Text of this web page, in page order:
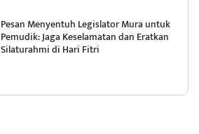
Pesan Menyentuh Legislator Mura untuk
Pemudik: Jaga Keselamatan dan Eratkan
Silaturahmi di Hari Fitri